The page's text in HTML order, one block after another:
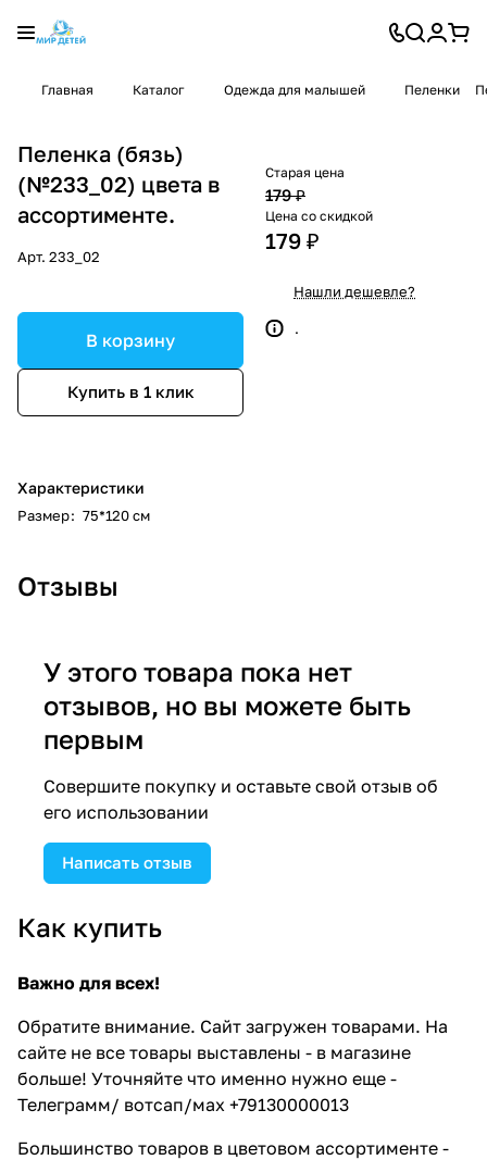
Главная Каталог Одежда для малышей Пеленки
Пеленка (бязь)
(№233_02) цвета в
ассортименте.
Арт. 233_02
В корзину
Купить в 1 клик
Характеристики
Размер: 75*120 см
Старая цена
179 ₽
Цена со скидкой
179 ₽
Нашли дешевле?
.
Отзывы
У этого товара пока нет
отзывов, но вы можете быть
первым
Совершите покупку и оставьте свой отзыв об
его использовании
Написать отзыв
Как купить
Важно для всех!
Обратите внимание. Сайт загружен товарами. На
сайте не все товары выставлены - в магазине
больше! Уточняйте что именно нужно еще -
Телеграмм/ вотсап/мах +79130000013
Большинство товаров в цветовом ассортименте -